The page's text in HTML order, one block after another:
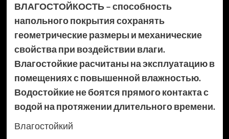
ВЛАГОСТОЙКОСТЬ – способность
напольного покрытия сохранять
геометрические размеры и механические
свойства при воздействии влаги.
Влагостойкие расчитаны на эксплуатацию в
помещениях с повышенной влажностью.
Водостойкие не боятся прямого контакта с
водой на протяжении длительного времени.
Влагостойкий